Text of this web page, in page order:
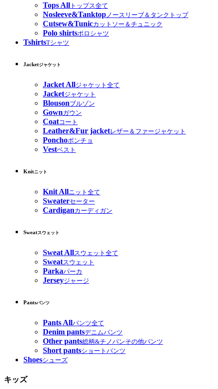
Tops All トップス全て
Nosleeve&Tanktop ノースリーブ＆タンクトップ
Cutsew&Tunicカットソー＆チュニック
Polo shirtsポロシャツ
TshirtsTシャツ
Jacketジャケット
Jacket Allジャケット全て
Jacketジャケット
Blousonブルゾン
Gownガウン
Coatコート
Leather&Fur jacketレザー＆ファージャケット
Ponchoポンチョ
Vestベスト
Knitニット
Knit Allニット全て
Sweaterセーター
Cardiganカーディガン
Sweatスウェット
Sweat Allスウェット全て
Sweatスウェット
Parkaパーカ
Jerseyジャージ
Pantsパンツ
Pants Allパンツ全て
Denim pantsデニムパンツ
Other pants総柄&チノパンその他パンツ
Short pantsショートパンツ
Shoesシューズ
キッズ